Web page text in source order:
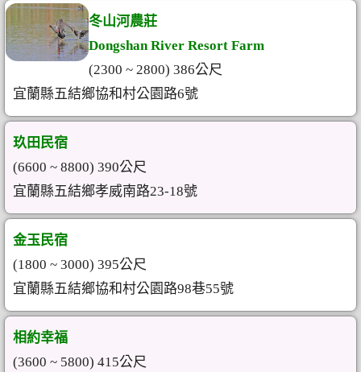
冬山河農莊
Dongshan River Resort Farm
(2300 ~ 2800) 386公尺
宜蘭縣五結鄉協和村公園路6號
玖田民宿
(6600 ~ 8800) 390公尺
宜蘭縣五結鄉孝威南路23-18號
金玉民宿
(1800 ~ 3000) 395公尺
宜蘭縣五結鄉協和村公園路98巷55號
相約幸福
(3600 ~ 5800) 415公尺